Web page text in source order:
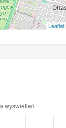
Leaflet